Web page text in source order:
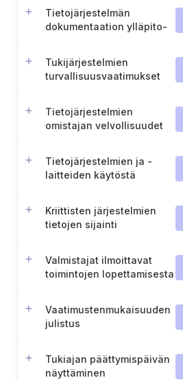
Tietojärjestelmän
dokumentaation ylläpito-
Tukijärjestelmien
turvallisuusvaatimukset
Tietojärjestelmien
omistajan velvollisuudet
Tietojärjestelmien ja -
laitteiden käytöstä
Kriittisten järjestelmien
tietojen sijainti
Valmistajat ilmoittavat
toimintojen lopettamisesta
Vaatimustenmukaisuuden
julistus
Tukiajan päättymispäivän
näyttäminen